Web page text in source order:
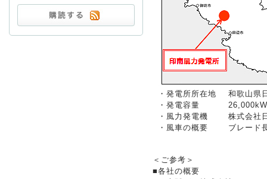
業務
お問
・発電所所在地
和歌山県
・発電容量
・風力発電機
株式会社
・風車の概要
ブレード
＜ご参考＞
■各社の概要